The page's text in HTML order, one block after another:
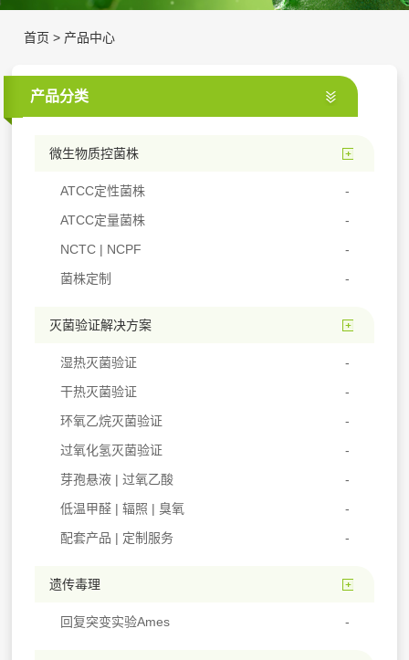
首页 > 产品中心
产品分类
微生物质控菌株
ATCC定性菌株
ATCC定量菌株
NCTC | NCPF
菌株定制
灭菌验证解决方案
湿热灭菌验证
干热灭菌验证
环氧乙烷灭菌验证
过氧化氢灭菌验证
芽孢悬液 | 过氧乙酸
低温甲醛 | 辐照 | 臭氧
配套产品 | 定制服务
遗传毒理
回复突变实验Ames